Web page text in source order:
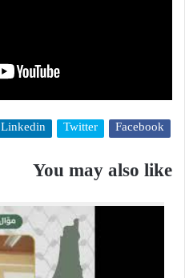
Facebook
Twitter
Linkedin
You may also like